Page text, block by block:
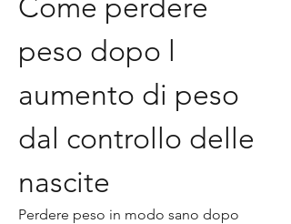
Come perdere
peso dopo l
aumento di peso
dal controllo delle
nascite
Perdere peso in modo sano dopo